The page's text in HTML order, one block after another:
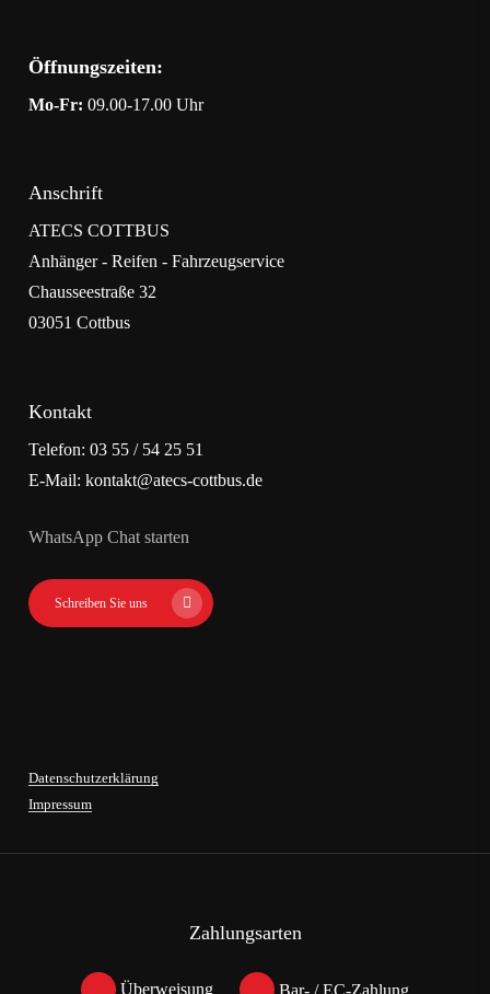
Öffnungszeiten:
Mo-Fr: 09.00-17.00 Uhr
Anschrift
ATECS COTTBUS
Anhänger - Reifen - Fahrzeugservice
Chausseestraße 32
03051 Cottbus
Kontakt
Telefon: 03 55 / 54 25 51
E-Mail: kontakt@atecs-cottbus.de
WhatsApp Chat starten
Schreiben Sie uns
Datenschutzerklärung
Impressum
Zahlungsarten
Überweisung Bar- / EC-Zahlung